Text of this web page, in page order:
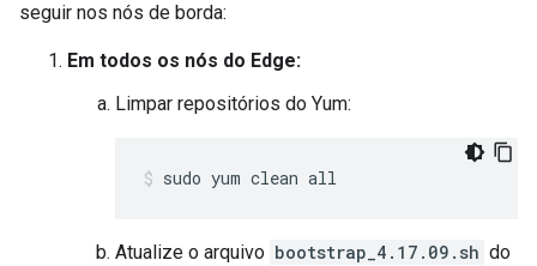
seguir nos nós de borda:
Em todos os nós do Edge:
Limpar repositórios do Yum:
sudo yum clean all
Atualize o arquivo bootstrap_4.17.09.sh do